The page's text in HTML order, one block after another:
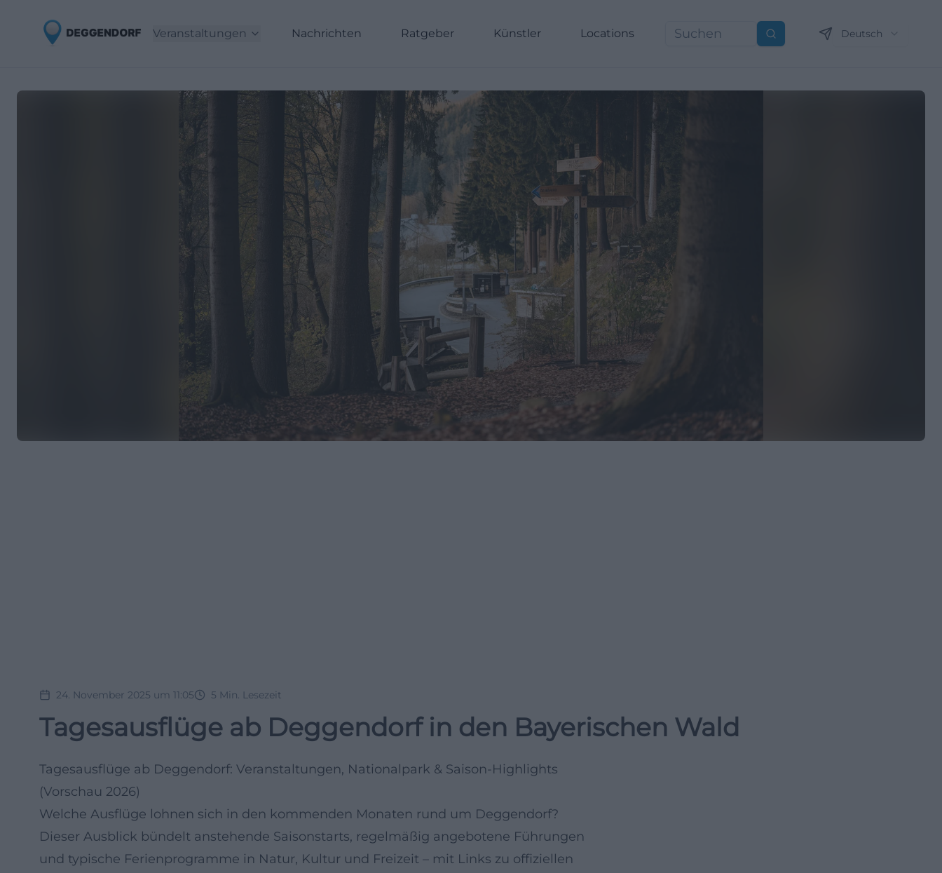
Veranstaltungen Nachrichten Ratgeber Künstler Locations Suchen Deutsch
24. November 2025 um 11:05 5 Min. Lesezeit
Tagesausflüge ab Deggendorf in den Bayerischen Wald
Tagesausflüge ab Deggendorf: Veranstaltungen, Nationalpark & Saison-Highlights
(Vorschau 2026)
Welche Ausflüge lohnen sich in den kommenden Monaten rund um Deggendorf?
Dieser Ausblick bündelt anstehende Saisonstarts, regelmäßig angebotene Führungen
und typische Ferienprogramme in Natur, Kultur und Freizeit – mit Links zu offiziellen